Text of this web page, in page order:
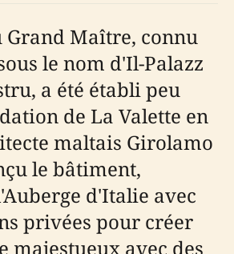
Grand Maître, connu
le nom d'Il-Palazz
a été établi peu
de La Valette en
maltais Girolamo
le bâtiment,
d'Italie avec
privées pour créer
majestueux avec des